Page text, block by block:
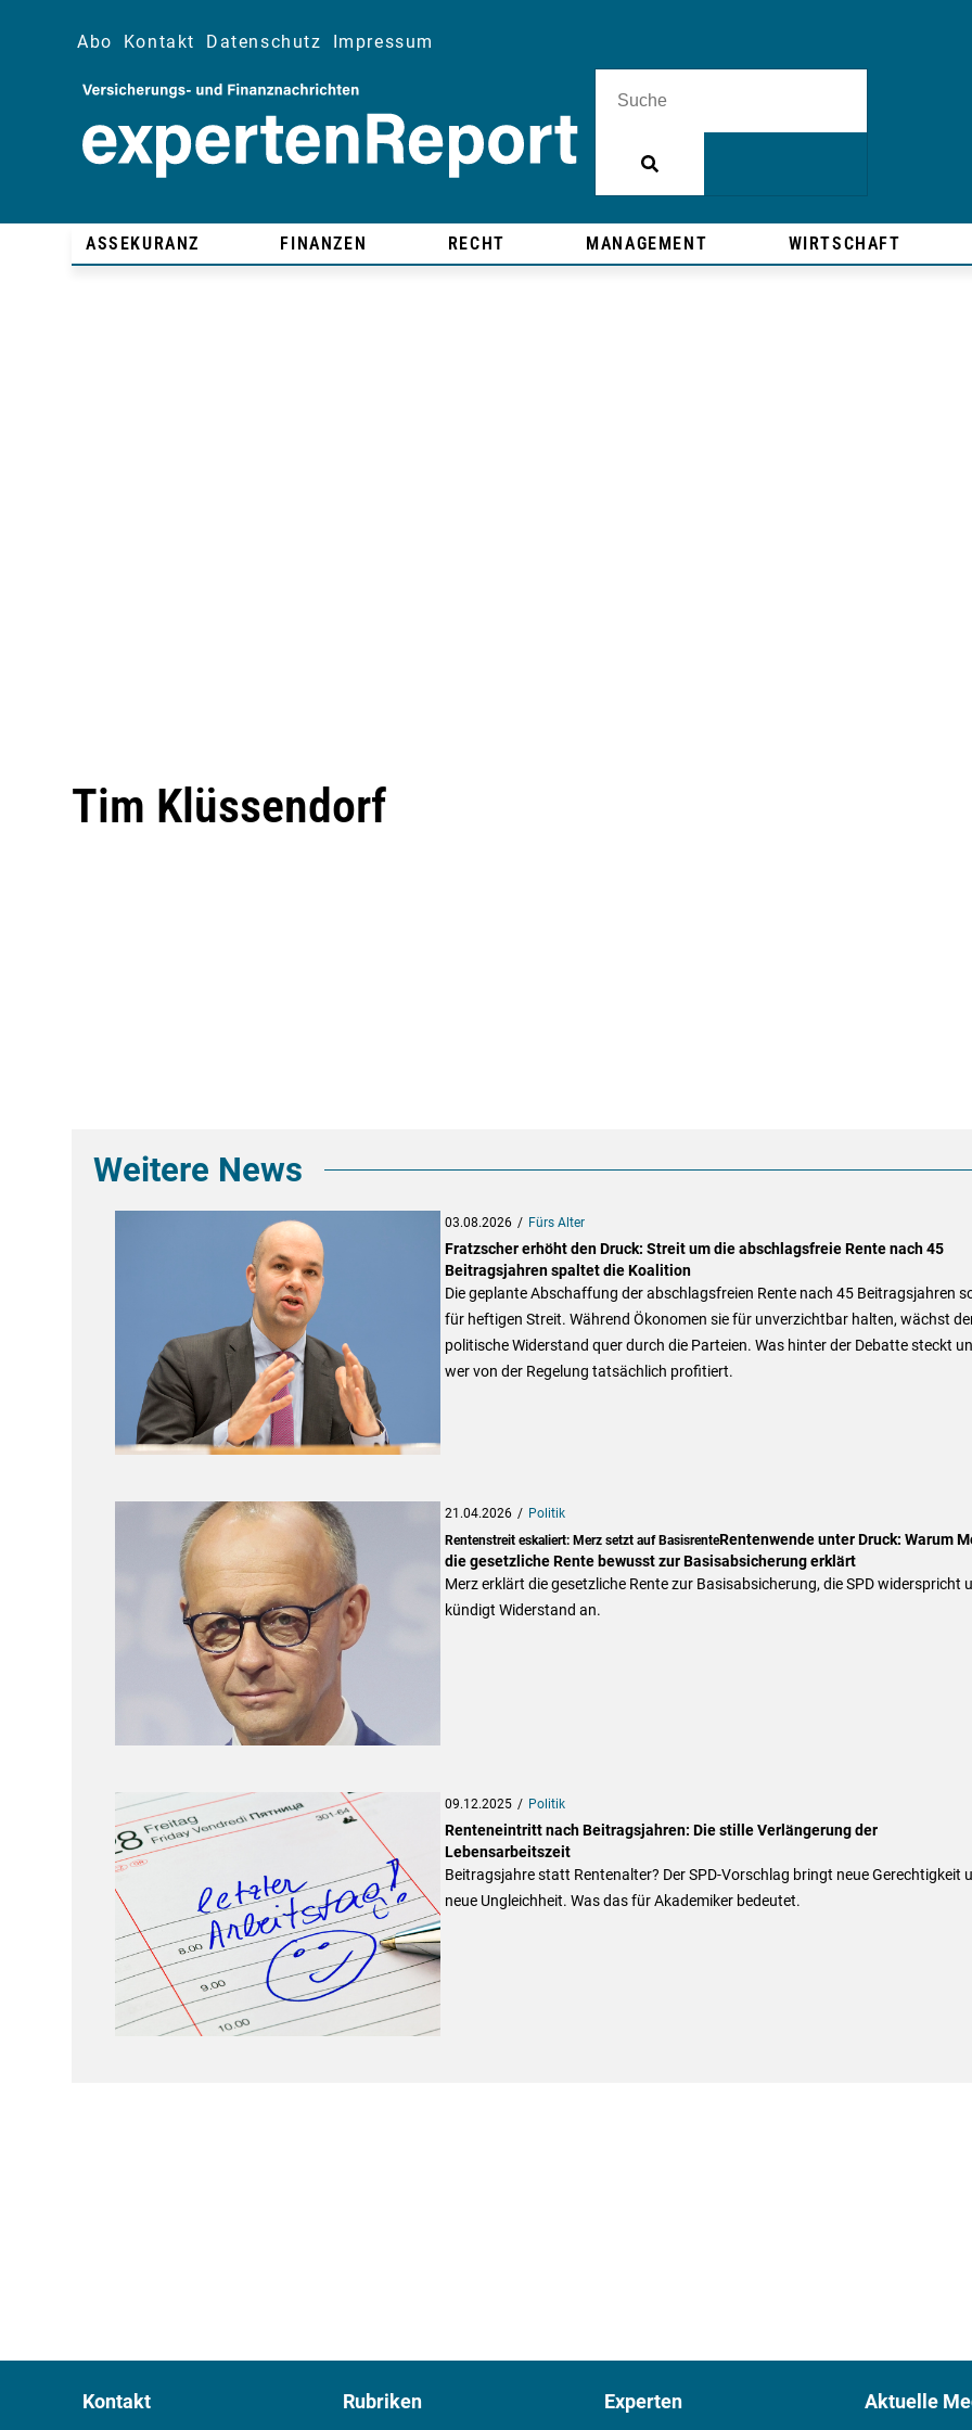
Abo Kontakt Datenschutz Impressum
ASSEKURANZ FINANZEN RECHT MANAGEMENT WIRTSCHAFT
Tim Klüssendorf
Weitere News
03.08.2026 Fürs Alter
Fratzscher erhöht den Druck: Streit um die abschlagsfreie Rente nach 45
Beitragsjahren spaltet die Koalition
Die geplante Abschaffung der abschlagsfreien Rente nach 45 Beitragsjahren
für heftigen Streit. Während Ökonomen sie für unverzichtbar halten, wächst
politische Widerstand quer durch die Parteien. Was hinter der Debatte steckt
wer von der Regelung tatsächlich profitiert.
21.04.2026
Politik
Rentenstreit eskaliert: Merz setzt auf BasisrenteRentenwende unter Druck: Warum
die gesetzliche Rente bewusst zur Basisabsicherung erklärt
Merz erklärt die gesetzliche Rente zur Basisabsicherung, die SPD widerspricht
kündigt Widerstand an.
09.12.2025 Politik
Renteneintritt nach Beitragsjahren: Die stille Verlängerung der
Lebensarbeitszeit
Beitragsjahre statt Rentenalter? Der SPD-Vorschlag bringt neue Gerechtigkeit
neue Ungleichheit. Was das für Akademiker bedeutet.
Kontakt Rubriken Experten Aktuelle